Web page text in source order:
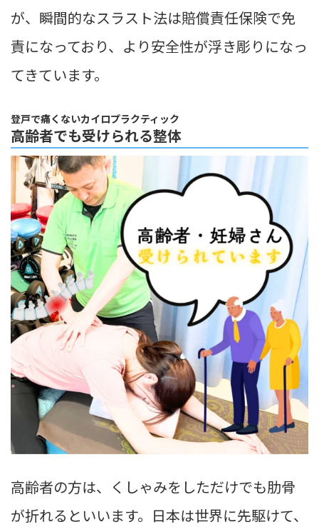
が、瞬間的なスラスト法は賠償責任保険で免
責になっており、より安全性が浮き彫りになっ
てきています。
登戸で痛くないカイロプラクティック
高齢者でも受けられる整体
高齢者の方は、くしゃみをしただけでも肋骨
が折れるといいます。日本は世界に先駆けて、